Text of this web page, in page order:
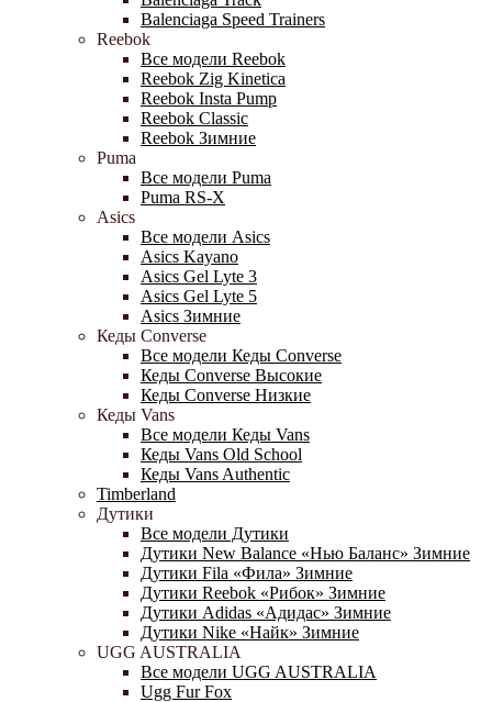
Balenciaga Speed Trainers
Reebok
Все модели Reebok
Reebok Zig Kinetica
Reebok Insta Pump
Reebok Classic
Reebok Зимние
Puma
Все модели Puma
Puma RS-X
Asics
Все модели Asics
Asics Kayano
Asics Gel Lyte 3
Asics Gel Lyte 5
Asics Зимние
Кеды Converse
Все модели Кеды Converse
Кеды Converse Высокие
Кеды Converse Низкие
Кеды Vans
Все модели Кеды Vans
Кеды Vans Old School
Кеды Vans Authentic
Timberland
Дутики
Все модели Дутики
Дутики New Balance «Нью Баланс» Зимние
Дутики Fila «Фила» Зимние
Дутики Reebok «Рибок» Зимние
Дутики Adidas «Адидас» Зимние
Дутики Nike «Найк» Зимние
UGG AUSTRALIA
Все модели UGG AUSTRALIA
Ugg Fur Fox